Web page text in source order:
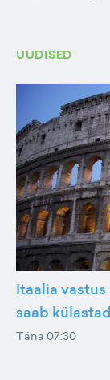
UUDISED
Itaalia
saab
Täna 07:30